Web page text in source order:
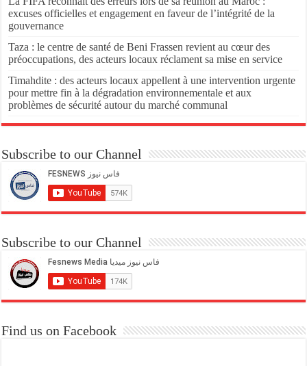
excuses officielles et engagement en faveur de l’intégrité de la
gouvernance
Taza : le centre de santé de Beni Frassen revient au cœur des
préoccupations, des acteurs locaux réclament sa mise en service
Timahdite : des acteurs locaux appellent à une intervention urgente
pour mettre fin à la dégradation environnementale et aux
problèmes de sécurité autour du marché communal
Subscribe to our Channel
Subscribe to our Channel
Find us on Facebook